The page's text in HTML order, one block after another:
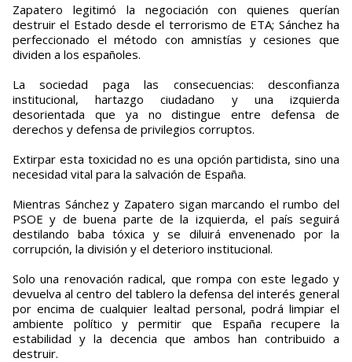
Zapatero legitimó la negociación con quienes querían
destruir el Estado desde el terrorismo de ETA; Sánchez ha
perfeccionado el método con amnistías y cesiones que
dividen a los españoles.
La sociedad paga las consecuencias: desconfianza
institucional, hartazgo ciudadano y una izquierda
desorientada que ya no distingue entre defensa de
derechos y defensa de privilegios corruptos.
Extirpar esta toxicidad no es una opción partidista, sino una
necesidad vital para la salvación de España.
Mientras Sánchez y Zapatero sigan marcando el rumbo del
PSOE y de buena parte de la izquierda, el país seguirá
destilando baba tóxica y se diluirá envenenado por la
corrupción, la división y el deterioro institucional.
Solo una renovación radical, que rompa con este legado y
devuelva al centro del tablero la defensa del interés general
por encima de cualquier lealtad personal, podrá limpiar el
ambiente político y permitir que España recupere la
estabilidad y la decencia que ambos han contribuido a
destruir.